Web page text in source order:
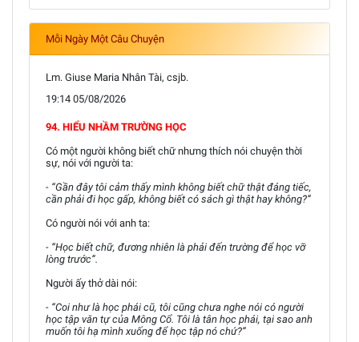
Mỗi Ngày Một Câu Chuyện
Lm. Giuse Maria Nhân Tài, csjb.
19:14 05/08/2026
94. HIỂU NHẦM TRƯỜNG HỌC
Có một người không biết chữ nhưng thích nói chuyện thời
sự, nói với người ta:
- “Gần đây tôi cảm thấy mình không biết chữ thật đáng tiếc,
cần phải đi học gấp, không biết có sách gì thật hay không?”
Có người nói với anh ta:
- “Học biết chữ, đương nhiên là phải đến trường để học vỡ
lòng trước”.
Người ấy thở dài nói:
- “Coi như là học phái cũ, tôi cũng chưa nghe nói có người
học tập văn tự của Mông Cổ. Tôi là tân học phái, tại sao anh
muốn tôi hạ mình xuống để học tập nó chứ?”